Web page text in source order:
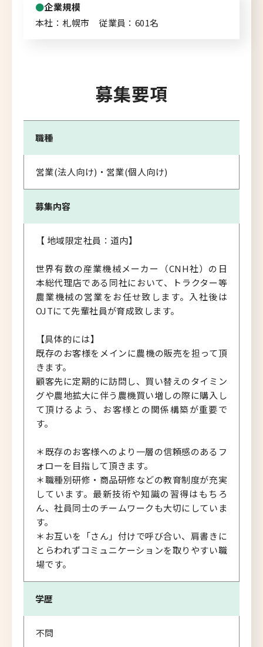
企業規模
本社：札幌市 従業員：601名
募集要項
職種
営業(法人向け)・営業(個人向け)
募集内容
【 地域限定社員：道内】
世界有数の産業機械メーカー（CNH社）の日
本総代理店である同社において、トラクター等
農業機械の営業をお任せ致します。入社後は
OJTにて先輩社員が育成致します。
【具体的には】
既存のお客様をメインに農機の販売を担って頂
きます。
顧客先に定期的に訪問し、買い替えのタイミン
グや農地拡大に伴う農機買い増しの際に購入し
て頂けるよう、お客様との関係構築が重要で
す。
＊既存のお客様へのより一層の信頼感のあるフ
ォローを目指して頂きます。
＊職種別研修・商品研修などの教育制度が充実
しています。最新技術や知識の習得はもちろ
ん、社員同士のチームワークも大切にしていま
す。
＊お互いを「さん」付けで呼び合い、肩書きに
とらわれずコミュニケーションを取りやすい職
場です。
学歴
不問